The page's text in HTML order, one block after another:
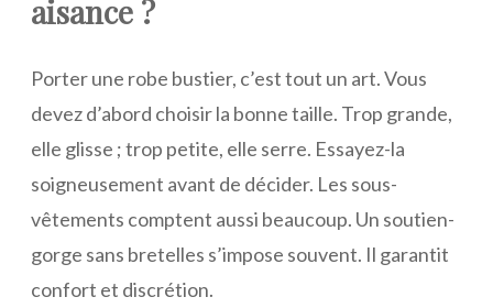
aisance ?
Porter une robe bustier, c’est tout un art. Vous
devez d’abord choisir la bonne taille. Trop grande,
elle glisse ; trop petite, elle serre. Essayez-la
soigneusement avant de décider. Les sous-
vêtements comptent aussi beaucoup. Un soutien-
gorge sans bretelles s’impose souvent. Il garantit
confort et discrétion.